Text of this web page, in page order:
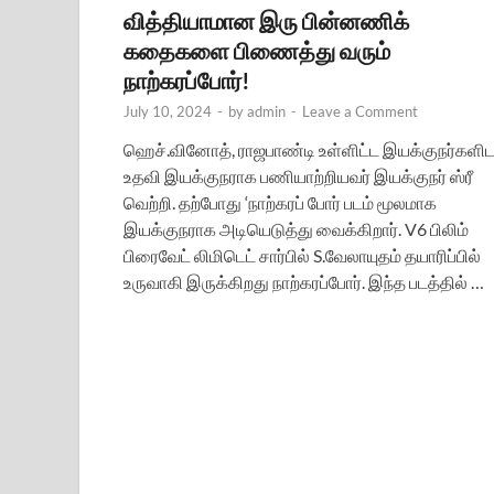
வித்தியாமான இரு பின்னணிக்
கதைகளை பிணைத்து வரும்
நாற்கரப்போர்!
July 10, 2024 - byadmin - Leave a Comment
ஹெச்.வினோத், ராஜபாண்டி உள்ளிட்ட
உதவி இயக்குநராக பணியாற்றியவர் இயக்குநர் ஸ்ரீ
வெற்றி. தற்போது ‘நாற்கரப் போர் படம் மூலமாக
இயக்குநராக அடியெடுத்து வைக்கிறார். V6 பிலிம்
பிரைவேட் லிமிடெட் சார்பில் S.வேலாயுதம் தயாரிப்பில்
உருவாகி இருக்கிறது நாற்கரப்போர். இந்த படத்தில் …